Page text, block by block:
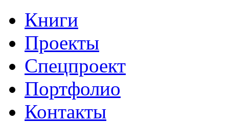
Книги
Проекты
Спецпроект
Портфолио
Контакты